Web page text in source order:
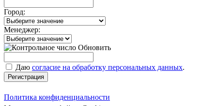
Город:
Менеджер:
Обновить
Даю согласие на обработку персональных данных.
Регистрация
Политика конфиденциальности